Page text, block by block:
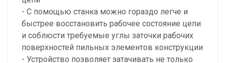
- С помощью станка можно гораздо легче и
быстрее восстановить рабочее состояние цепи
и соблюсти требуемые углы заточки рабочих
поверхностей пильных элементов конструкции
- Устройство позволяет затачивать не только